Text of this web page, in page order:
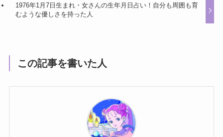
1976年1月7日生まれ・女さんの生年月日占い！自分も周囲も育
むような優しさを持った人
この記事を書いた人